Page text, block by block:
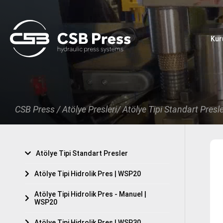
Anasayfa
Kurumsal
Ürünler
Teklif Al
Online Katalog
Haberler
İletişim
CSB Press /Atölye Presleri/Atölye Tipi Standart
×
Atölye Tipi Standart Presler
Atölye Tipi Hidrolik Pres | WSP20
Atölye Tipi Hidrolik Pres - Manuel |
WSP20